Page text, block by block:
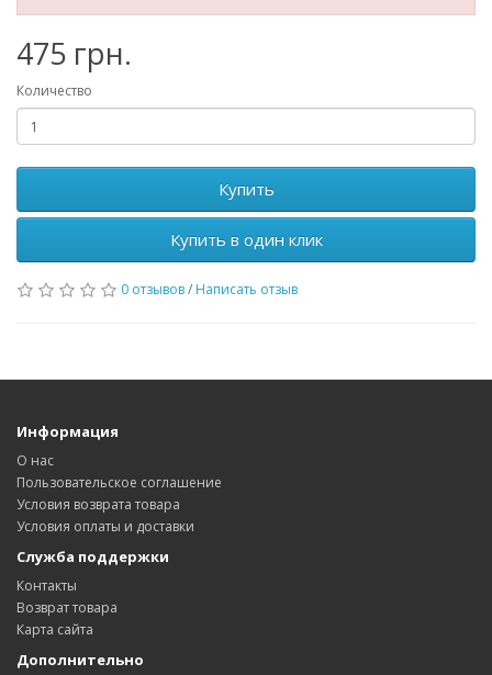
475 грн.
Количество
Купить
Купить в один клик
0 отзывов/ Написать отзыв
Информация
О нас
Пользовательское соглашение
Условия возврата товара
Условия оплаты и доставки
Служба поддержки
Контакты
Возврат товара
Карта сайта
Дополнительно